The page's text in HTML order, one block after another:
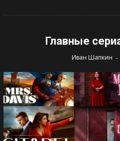
Главные
Иван Шапкин -